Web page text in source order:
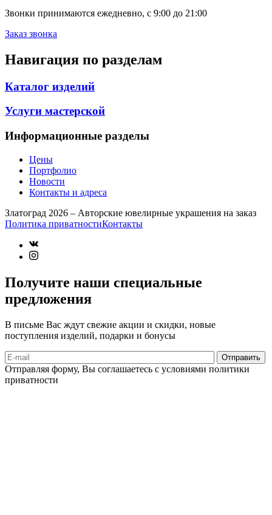
Звонки принимаются ежедневно, с 9:00 до 21:00
Заказ звонка
Навигация по разделам
Каталог изделий
Услуги мастерской
Информационные разделы
Цены
Портфолио
Новости
Контакты и адреса
Златоград 2026 – Авторские ювелирные украшения на заказ
Политика приватностиКонтакты
Получите наши специальные
предложения
В письме Вас ждут свежие акции и скидки, новые
поступления изделий, подарки и бонусы
Отправляя форму, Вы соглашаетесь с условиями политики
приватности